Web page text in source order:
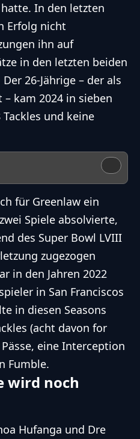
In den letzten
Erfolg nicht
ihn auf
in den letzten beiden
26-Jährige – der als
kam 2024 in sieben
und keine
für Greenlaw ein
Spiele absolvierte,
des Super Bowl LVIII
zugezogen
in den Jahren 2022
in San Franciscos
in diesen Seasons
(acht davon for
eine Interception
Fumble.
wird noch
Hufanga und Dre